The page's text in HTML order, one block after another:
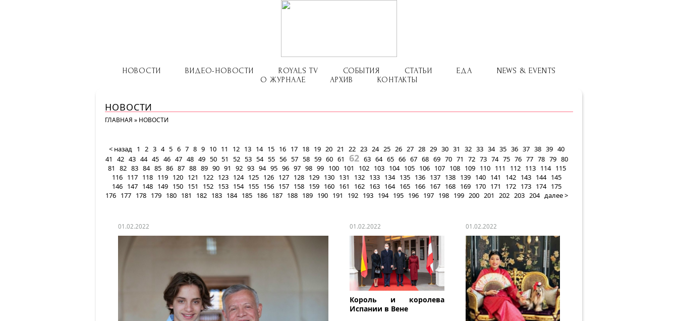
НОВОСТИ ВИДЕО-НОВОСТИ ROYALS TV СОБЫТИЯ СТАТЬИ ЕДА
NEWS & EVENTS
О ЖУРНАЛЕ
АРХИВ КОНТАКТЫ
НОВОСТИ
ГЛАВНАЯ » НОВОСТИ
< назад 1 2 3 4 5 6 7 8 9 10 11 12 13 14 15 16 17 18 19 20 21 22 23 24 25 26 27 28 29 30 31 32 33 34 35 36 37 38 39 40
41
42 43 44 45 46 47 48 49 50 51 52 53 54 55 56 57 58 59 60 61 62 63 64 65 66 67 68 69 70 71 72 73 74 75 76 77 78 79 80
81
82 83 84 85 86 87 88 89 90 91 92 93 94 95 96 97 98 99 100 101 102 103 104 105 106 107 108 109 110 111 112 113 114 115
116 117 118 119 120 121 122 123 124 125 126 127 128 129 130 131 132 133 134 135 136 137 138 139 140 141 142 143 144 145
146 147 148 149 150 151 152 153 154 155 156 157 158 159 160 161 162 163 164 165 166 167 168 169 170 171 172 173 174 175
176 177 178 179 180 181 182 183 184 185 186 187 188 189 190 191 192 193 194 195 196 197 198 199 200 201 202 203 204 далее >
01.02.2022 01.02.2022
Король и королева
Испании в Вене
01.02.2022